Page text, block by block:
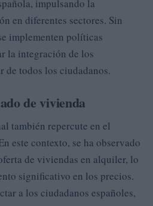
impulsando la
en diferentes sectores. Sin
implementen políticas
la integración de los
de todos los ciudadanos.
de vivienda
también repercute en el
este contexto, se ha observado
de viviendas en alquiler, lo
significativo en los precios.
a los ciudadanos españoles,